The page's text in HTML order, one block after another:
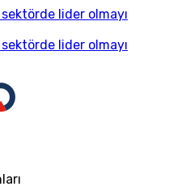
lider olmayı
lider olmayı